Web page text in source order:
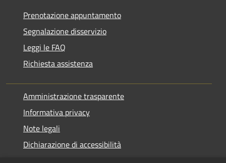
Prenotazione appuntamento
Segnalazione disservizio
Leggi le FAQ
Richiesta assistenza
Amministrazione trasparente
Informativa privacy
Note legali
Dichiarazione di accessibilità